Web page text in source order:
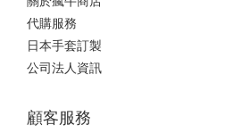
代購服務
日本手套訂製
公司法人資訊
顧客服務